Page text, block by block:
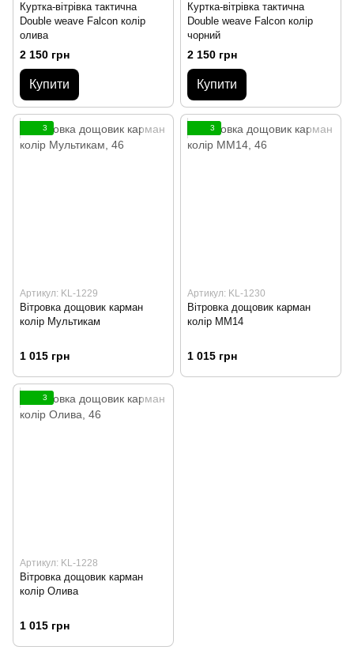
Куртка-вітрівка тактична
Double weave Falcon колір
олива
2 150 грн
Купити
Куртка-вітрівка тактична
Double weave Falcon колір
чорний
2 150 грн
Купити
3
Артикул: KL-1229
Вітровка дощовик карман
колір Мультикам
1 015 грн
3
Артикул: KL-1230
Вітровка дощовик карман
колір ММ14
1 015 грн
3
Артикул: KL-1228
Вітровка дощовик карман
колір Олива
1 015 грн